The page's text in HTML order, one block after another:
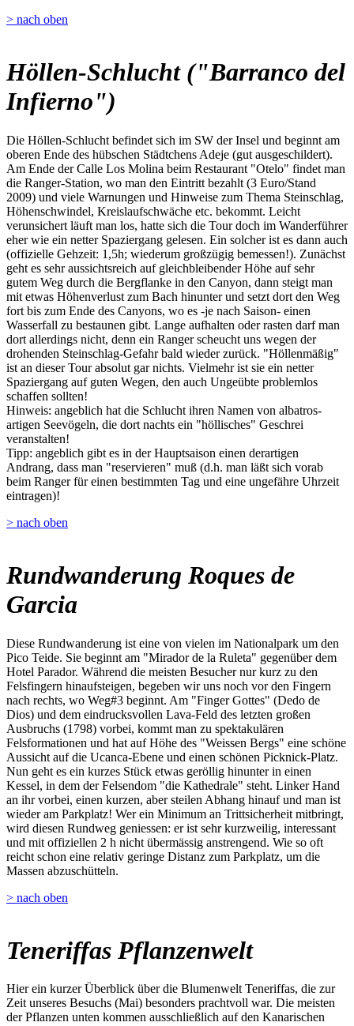
> nach oben
Höllen-Schlucht ("Barranco del
Infierno")
Die Höllen-Schlucht befindet sich im SW der Insel und beginnt am
oberen Ende des hübschen Städtchens Adeje (gut ausgeschildert).
Am Ende der Calle Los Molina beim Restaurant "Otelo" findet man
die Ranger-Station, wo man den Eintritt bezahlt (3 Euro/Stand
2009) und viele Warnungen und Hinweise zum Thema Steinschlag,
Höhenschwindel, Kreislaufschwäche etc. bekommt. Leicht
verunsichert läuft man los, hatte sich die Tour doch im Wanderführer
eher wie ein netter Spaziergang gelesen. Ein solcher ist es dann auch
(offizielle Gehzeit: 1,5h; wiederum großzügig bemessen!). Zunächst
geht es sehr aussichtsreich auf gleichbleibender Höhe auf sehr
gutem Weg durch die Bergflanke in den Canyon, dann steigt man
mit etwas Höhenverlust zum Bach hinunter und setzt dort den Weg
fort bis zum Ende des Canyons, wo es -je nach Saison- einen
Wasserfall zu bestaunen gibt. Lange aufhalten oder rasten darf man
dort allerdings nicht, denn ein Ranger scheucht uns wegen der
drohenden Steinschlag-Gefahr bald wieder zurück. "Höllenmäßig"
ist an dieser Tour absolut gar nichts. Vielmehr ist sie ein netter
Spaziergang auf guten Wegen, den auch Ungeübte problemlos
schaffen sollten!
Hinweis: angeblich hat die Schlucht ihren Namen von albatros-
artigen Seevögeln, die dort nachts ein "höllisches" Geschrei
veranstalten!
Tipp: angeblich gibt es in der Hauptsaison einen derartigen
Andrang, dass man "reservieren" muß (d.h. man läßt sich vorab
beim Ranger für einen bestimmten Tag und eine ungefähre Uhrzeit
eintragen)!
> nach oben
Rundwanderung Roques de
Garcia
Diese Rundwanderung ist eine von vielen im Nationalpark um den
Pico Teide. Sie beginnt am "Mirador de la Ruleta" gegenüber dem
Hotel Parador. Während die meisten Besucher nur kurz zu den
Felsfingern hinaufsteigen, begeben wir uns noch vor den Fingern
nach rechts, wo Weg#3 beginnt. Am "Finger Gottes" (Dedo de
Dios) und dem eindrucksvollen Lava-Feld des letzten großen
Ausbruchs (1798) vorbei, kommt man zu spektakulären
Felsformationen und hat auf Höhe des "Weissen Bergs" eine schöne
Aussicht auf die Ucanca-Ebene und einen schönen Picknick-Platz.
Nun geht es ein kurzes Stück etwas geröllig hinunter in einen
Kessel, in dem der Felsendom "die Kathedrale" steht. Linker Hand
an ihr vorbei, einen kurzen, aber steilen Abhang hinauf und man ist
wieder am Parkplatz! Wer ein Minimum an Trittsicherheit mitbringt,
wird diesen Rundweg geniessen: er ist sehr kurzweilig, interessant
und mit offiziellen 2 h nicht übermässig anstrengend. Wie so oft
reicht schon eine relativ geringe Distanz zum Parkplatz, um die
Massen abzuschütteln.
> nach oben
Teneriffas Pflanzenwelt
Hier ein kurzer Überblick über die Blumenwelt Teneriffas, die zur
Zeit unseres Besuchs (Mai) besonders prachtvoll war. Die meisten
der Pflanzen unten kommen ausschließlich auf den Kanarischen